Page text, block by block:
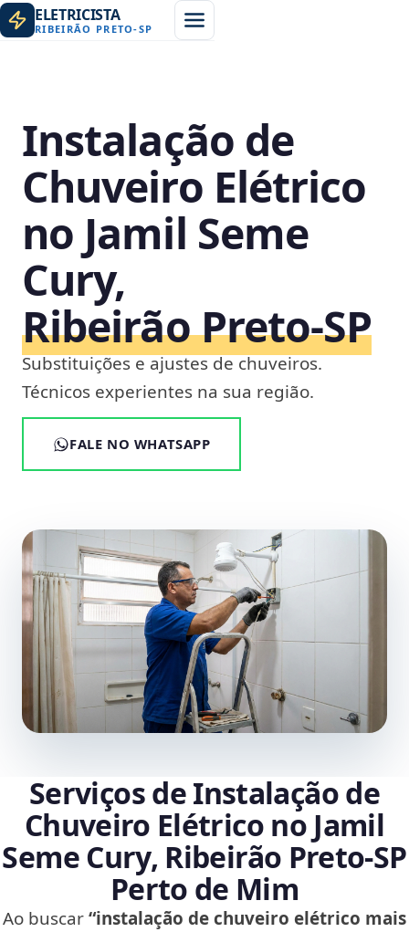
ELETRICISTA
RIBEIRÃO PRETO-SP
Instalação de
Chuveiro Elétrico
no Jamil Seme
Cury,
Ribeirão Preto‑SP
Substituições e ajustes de chuveiros.
Técnicos experientes na sua região.
FALE NO WHATSAPP
Serviços de Instalação de
Chuveiro Elétrico no Jamil
Seme Cury, Ribeirão Preto‑SP
Perto de Mim
Ao buscar“instalação de chuveiro elétrico mais